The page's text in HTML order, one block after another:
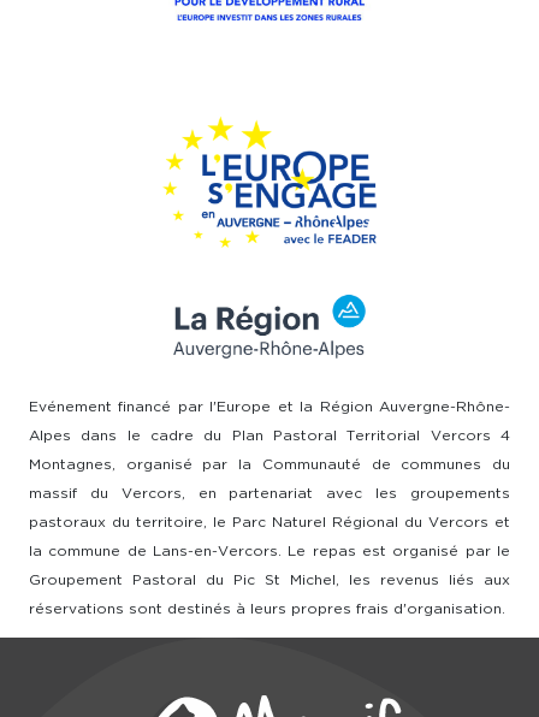
Evénement financé par l'Europe et la Région Auvergne-Rhône-
Alpes dans le cadre du Plan Pastoral Territorial Vercors 4
Montagnes, organisé par la Communauté de communes du
massif du Vercors, en partenariat avec les groupements
pastoraux du territoire, le Parc Naturel Régional du Vercors et
la commune de Lans-en-Vercors. Le repas est organisé par le
Groupement Pastoral du Pic St Michel, les revenus liés aux
réservations sont destinés à leurs propres frais d'organisation.